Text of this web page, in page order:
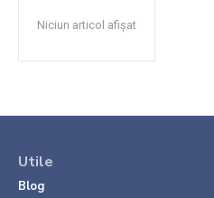
Niciun articol afișat
Utile
Blog